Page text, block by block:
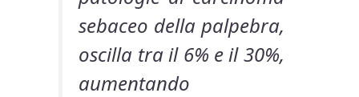
sebaceo della palpebra,
oscilla tra il 6% e il 30%,
aumentando